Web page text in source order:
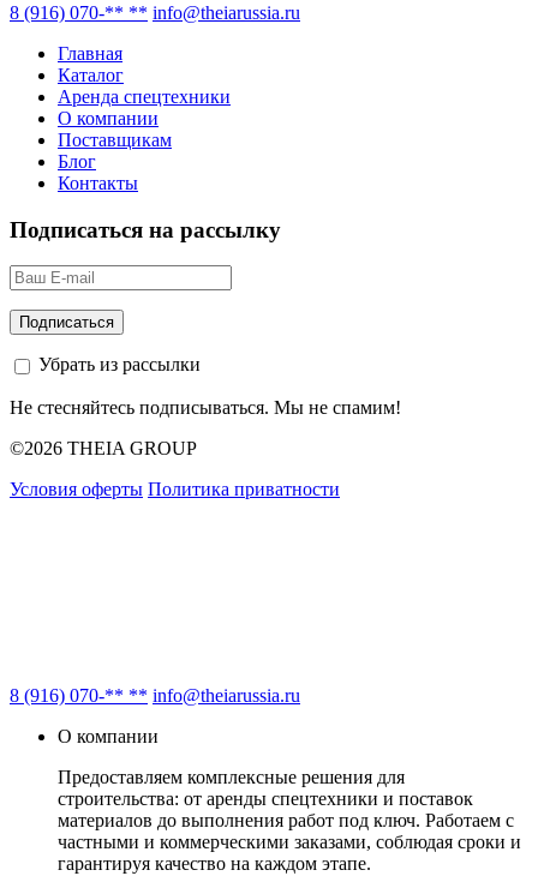
8 (916) 070-** ** info@theiarussia.ru
Главная
Каталог
Аренда спецтехники
О компании
Поставщикам
Блог
Контакты
Подписаться на рассылку
Убрать из рассылки
Не стесняйтесь подписываться. Мы не спамим!
©2026 THEIA GROUP
Условия оферты Политика приватности
8 (916) 070-** ** info@theiarussia.ru
О компании
Предоставляем комплексные решения для
строительства: от аренды спецтехники и поставок
материалов до выполнения работ под ключ. Работаем с
частными и коммерческими заказами, соблюдая сроки и
гарантируя качество на каждом этапе.